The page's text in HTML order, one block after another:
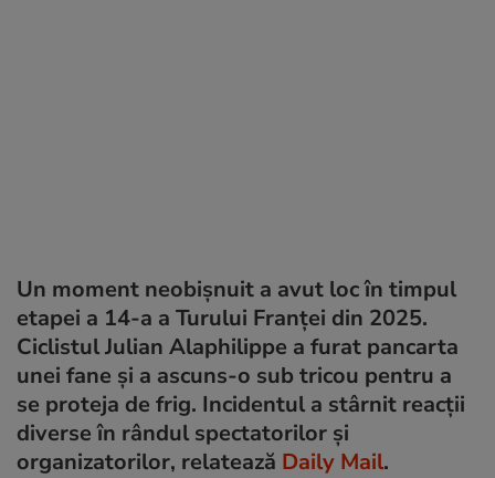
Un moment neobișnuit a avut loc în timpul
etapei a 14-a a Turului Franței din 2025.
Ciclistul Julian Alaphilippe a furat pancarta
unei fane și a ascuns-o sub tricou pentru a
se proteja de frig. Incidentul a stârnit reacții
diverse în rândul spectatorilor și
organizatorilor, relatează Daily Mail.